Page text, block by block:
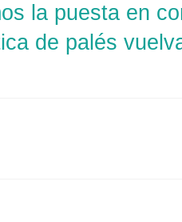
la puesta en
de palés